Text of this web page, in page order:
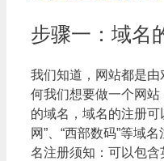
步骤一：域名
我们知道，网站都是
何我们想要做一个网
的域名，域名的注册可
网”、“西部数码”等域
名注册须知：可以包